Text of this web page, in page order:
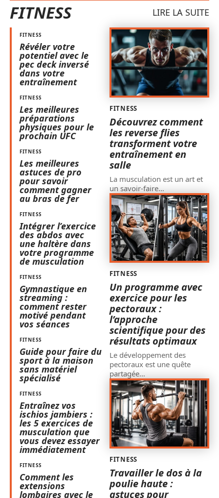
FITNESS LIRE LA SUITE
FITNESS
Révéler votre
potentiel avec le
pec deck inversé
dans votre
entraînement
FITNESS
Les meilleures
préparations
physiques pour le
prochain UFC
FITNESS
Les meilleures
astuces de pro
pour savoir
comment gagner
au bras de fer
FITNESS
Intégrer l’exercice
des abdos avec
une haltère dans
votre programme
de musculation
FITNESS
Gymnastique en
streaming :
comment rester
motivé pendant
vos séances
FITNESS
Guide pour faire du
sport à la maison
sans matériel
spécialisé
FITNESS
Entraînez vos
ischios jambiers :
les 5 exercices de
musculation que
vous devez essayer
immédiatement
FITNESS
Comment les
extensions
lombaires avec le
FITNESS
Découvrez comment
les reverse flies
transforment votre
entraînement en
salle
La musculation est un art et
un savoir-faire…
FITNESS
Un programme avec
exercice pour les
pectoraux :
l’approche
scientifique pour des
résultats optimaux
Le développement des
pectoraux est une quête
partagée…
FITNESS
Travailler le dos à la
poulie haute :
astuces pour